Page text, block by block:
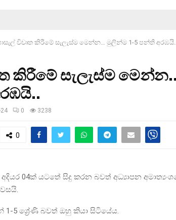
විවෘත කිරීමේ සැලැස්ම මෙන්න… මුලින්ම 1-5 පන්ති
කිරීමේ සැලැස්ම
0 3238
0
04ක් යටතේ සිදු කරන බවත් අධ්‍යාපන
5 ශ්‍රේණි බවත් ඔහු කියා සිටියේය.